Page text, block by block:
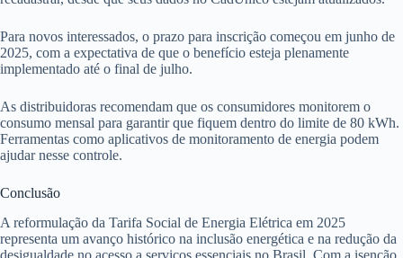
Para novos interessados, o prazo para inscrição começou em junho de
2025, com a expectativa de que o benefício esteja plenamente
implementado até o final de julho.
As distribuidoras recomendam que os consumidores monitorem o
consumo mensal para garantir que fiquem dentro do limite de 80 kWh.
Ferramentas como aplicativos de monitoramento de energia podem
ajudar nesse controle.
Conclusão
A reformulação da Tarifa Social de Energia Elétrica em 2025
representa um avanço histórico na inclusão energética e na redução da
desigualdade no acesso a serviços essenciais no Brasil. Com a isenção